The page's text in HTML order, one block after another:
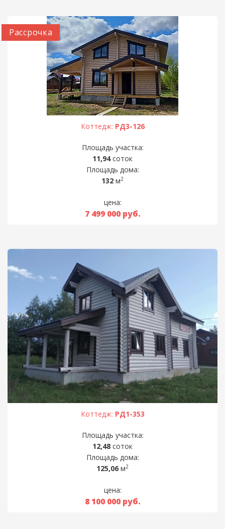
Рассрочка
Коттедж: РД3-126
Площадь участка:
11,94соток
Площадь дома:
132 м2
цена:
7 499 000руб.
Коттедж: РД1-353
Площадь участка:
12,48 соток
Площадь дома:
125,06 м2
цена:
8 100 000руб.